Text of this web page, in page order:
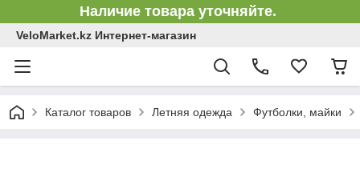
Наличие товара уточняйте.
VeloMarket.kz Интернет-магазин
Каталог товаров Летняя одежда Футболки, майки